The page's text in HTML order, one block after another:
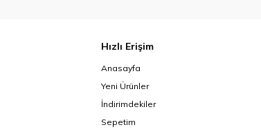
Hızlı Erişim
Anasayfa
Yeni Ürünler
İndirimdekiler
Sepetim